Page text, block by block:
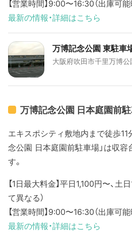
【営業時間】9:00〜16:30（出庫可
最新の情報・詳細はこちら
万博記念公園 東駐車
大阪府吹田市千里万博
万博記念公園 日本庭園前
エキスポシティ敷地内まで徒歩11
念公園 日本庭園前駐車場」は収
す。
【1日最大料金】平日1,100円〜、土
て異なる）
【営業時間】9:00〜16:30（出庫可
最新の情報・詳細はこちら